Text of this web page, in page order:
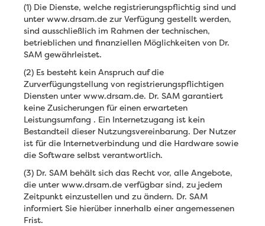
(1) Die Dienste, welche registrierungspflichtig sind und
unter www.drsam.de zur Verfügung gestellt werden,
sind ausschließlich im Rahmen der technischen,
betrieblichen und finanziellen Möglichkeiten von Dr.
SAM gewährleistet.
(2) Es besteht kein Anspruch auf die
Zurverfügungstellung von registrierungspflichtigen
Diensten unter www.drsam.de. Dr. SAM garantiert
keine Zusicherungen für einen erwarteten
Leistungsumfang . Ein Internetzugang ist kein
Bestandteil dieser Nutzungsvereinbarung. Der Nutzer
ist für die Internetverbindung und die Hardware sowie
die Software selbst verantwortlich.
(3) Dr. SAM behält sich das Recht vor, alle Angebote,
die unter www.drsam.de verfügbar sind, zu jedem
Zeitpunkt einzustellen und zu ändern. Dr. SAM
informiert Sie hierüber innerhalb einer angemessenen
Frist.